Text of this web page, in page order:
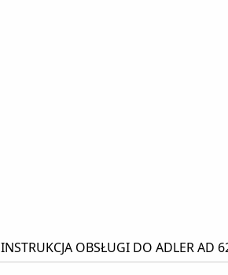
INSTRUKCJA OBSŁUGI DO ADLER AD